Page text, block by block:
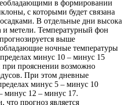
в формировании
с которыми будет связана
В отдельные дни высока
и метели. Температурный фон
выше
ночные температуры
минус 10 – минус 15
при прояснении возможно
При этом дневные
минус 5 – минус 10
минус 12 – минус 17.
прогноз является